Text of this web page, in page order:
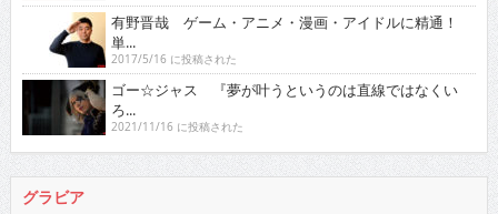
有野晋哉 ゲーム・アニメ・漫画・アイドルに精通！
単...
2017/5/16 に投稿された
ゴー☆ジャス 『夢が叶うというのは直線ではなくい
ろ...
2021/11/16 に投稿された
グラビア